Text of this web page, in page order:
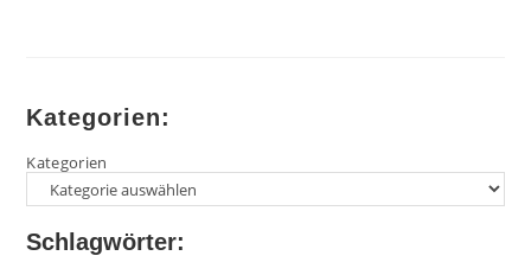
Kategorien:
Kategorien
Schlagwörter: